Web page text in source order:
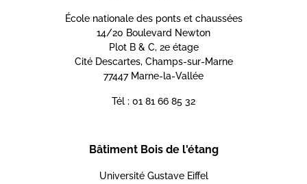
École nationale des ponts et chaussées
14/20 Boulevard Newton
Plot B & C, 2e étage
Cité Descartes, Champs-sur-Marne
77447 Marne-la-Vallée
Tél : 01 81 66 85 32
Bâtiment Bois de l'étang
Université Gustave Eiffel